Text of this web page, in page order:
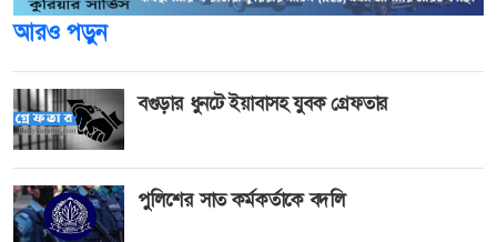
আরও পড়ুন
বগুড়ার ধুনটে ইয়াবাসহ যুবক গ্রেফতার
পুলিশের সাত কর্মকর্তাকে বদলি